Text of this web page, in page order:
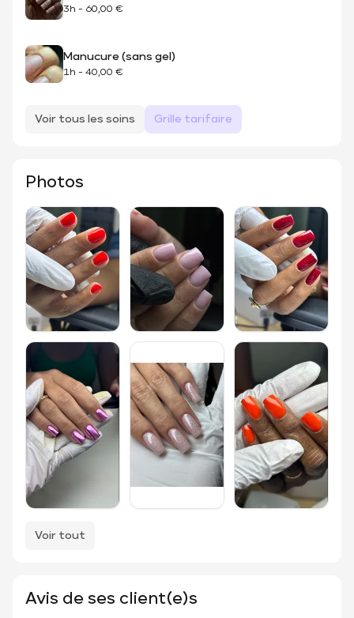
3h - 60,00 €
Manucure (sans gel)
1h - 40,00 €
Voir tous les soins Grille tarifaire
Photos
Voir tout
Avis de ses client(e)s